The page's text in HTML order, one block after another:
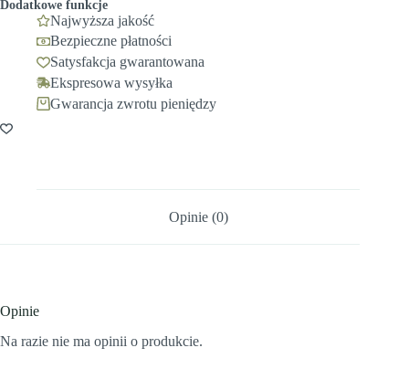
Dodatkowe funkcje
Najwyższa jakość
Bezpieczne płatności
Satysfakcja gwarantowana
Ekspresowa wysyłka
Gwarancja zwrotu pieniędzy
Opinie (0)
Opinie
Na razie nie ma opinii o produkcie.